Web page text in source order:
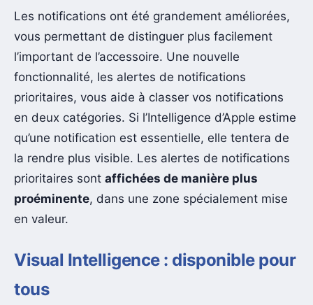
Les notifications ont été grandement améliorées,
vous permettant de distinguer plus facilement
l’important de l’accessoire. Une nouvelle
fonctionnalité, les alertes de notifications
prioritaires, vous aide à classer vos notifications
en deux catégories. Si l’Intelligence d’Apple estime
qu’une notification est essentielle, elle tentera de
la rendre plus visible. Les alertes de notifications
prioritaires sont affichées de manière plus
proéminente, dans une zone spécialement mise
en valeur.
Visual Intelligence : disponible pour
tous